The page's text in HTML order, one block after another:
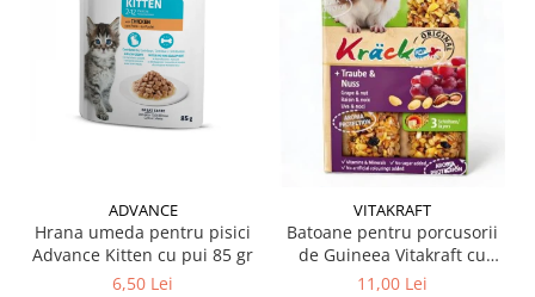
ADVANCE
Hrana umeda pentru pisici
Advance Kitten cu pui 85 gr
6,50 Lei
VITAKRAFT
Batoane pentru porcusorii
de Guineea Vitakraft cu
struguri & nuci 2 buc
11,00 Lei